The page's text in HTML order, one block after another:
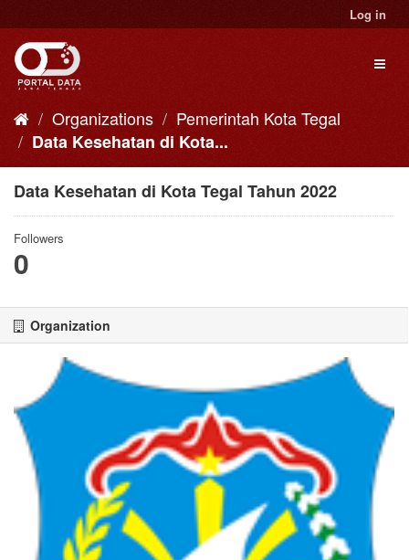
to
content
Log in
Organizations
Pemerintah Kota Tegal
Data Kesehatan di Kota...
Data Kesehatan di Kota Tegal Tahun 2022
Followers
0
Organization